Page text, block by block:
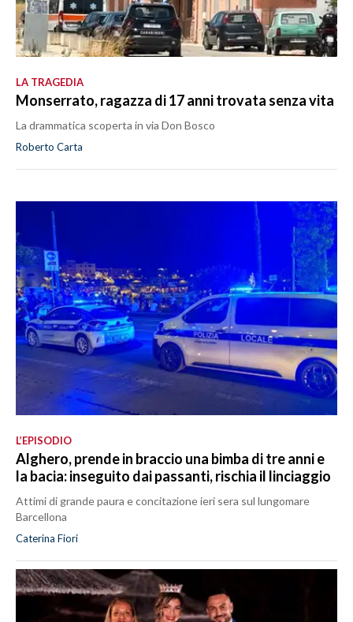
LA TRAGEDIA
Monserrato, ragazza di 17 anni trovata senza vita
La drammatica scoperta in via Don Bosco
Roberto Carta
L’EPISODIO
Alghero, prende in braccio una bimba di tre anni e
la bacia: inseguito dai passanti, rischia il linciaggio
Attimi di grande paura e concitazione ieri sera sul lungomare
Barcellona
Caterina Fiori